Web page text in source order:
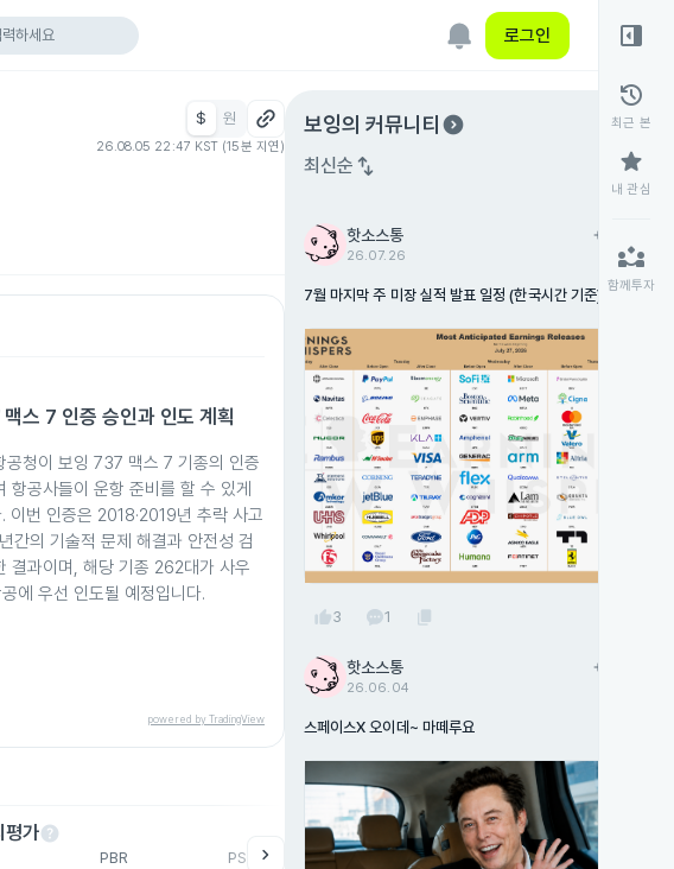
하세요 로그인
$ 원
26.08.05 22:47 KST (15분 지연)
스 7 인증 승인과 인도 계획
공청이 보잉 737 맥스 7 기종의 인증
항공사들이 운항 준비를 할 수 있게
이번 인증은 2018·2019년 추락 사고
간의 기술적 문제 해결과 안전성 검
결과이며, 해당 기종 262대가 사우
에 우선 인도될 예정입니다.
powered by TradingView
평가help
PBR
PSR
chevron_right
보잉의 커뮤니티 expand_circle_right
최신순 swap_vert
핫소스통
26.07.26
add
7월 마지막 주 미장 실적 발표 일정 (한국시간 기준)
thumb_up3 1 content_copy
핫소스통
26.06.04
add
스페이스X 오이데~ 마떼루요
right_panel_open
history
최근 본
star
내 관심
partner_exchange
함께투자